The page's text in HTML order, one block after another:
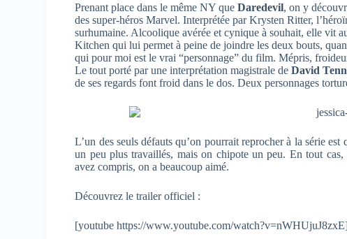
Prenant place dans le même NY queDaredevil, on y
des super-héros Marvel. Interprétée par Krysten Ritter,
surhumaine. Alcoolique avérée et cynique à souhait, elle vit
Kitchen qui lui permet à peine de joindre les deux bouts,
qui pour moi est le vrai “personnage” du film. Mépris,
Le tout porté par une interprétation magistrale deDavid
de ses regards font froid dans le dos. Deux personnages
L’un des seuls défauts qu’on pourrait reprocher à la série
un peu plus travaillés, mais on chipote un peu. En tout
avez compris, on a beaucoup aimé.
Découvrez le trailer officiel :
[youtube https://www.youtube.com/